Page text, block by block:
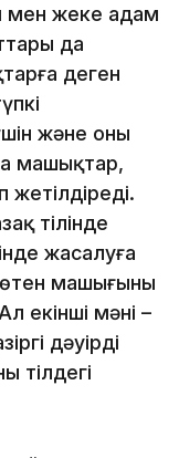
мен жеке адам
да
деген
және оны
машықтар,
тілінде
жасалуға
машығының
екінші мәні –
дәуірдің
тілдегі